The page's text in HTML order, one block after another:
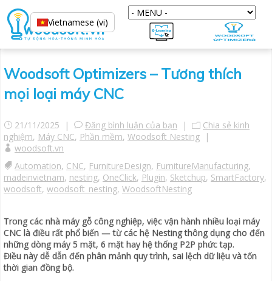
Woodsoft Optimizers – Tương thích
mọi loại máy CNC
21/11/2025 | Đăng bình luận của bạn |
Chia sẻ kinh
nghiệm, Máy CNC, Phần mềm, Woodsoft Nesting |
woodsoft.vn
Automation, CNC, FurnitureDesign, FurnitureManufacturing,
madeinvietnam, nesting, OneClick, Plugin, Sketchup, SmartFactory,
woodsoft, woodsoft_nesting, WoodsoftNesting
Trong các nhà máy gỗ công nghiệp, việc vận hành nhiều loại máy
CNC là điều rất phổ biến — từ các hệ Nesting thông dụng cho đến
những dòng máy 5 mặt, 6 mặt hay hệ thống P2P phức tạp.
Điều này dễ dẫn đến phân mảnh quy trình, sai lệch dữ liệu và tốn
thời gian đồng bộ.
Vietnamese (vi)